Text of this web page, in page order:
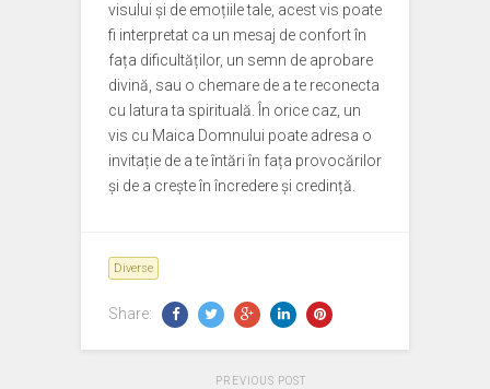
visului și de emoțiile tale, acest vis poate
fi interpretat ca un mesaj de confort în
fața dificultăților, un semn de aprobare
divină, sau o chemare de a te reconecta
cu latura ta spirituală. În orice caz, un
vis cu Maica Domnului poate adresa o
invitație de a te întări în fața provocărilor
și de a crește în încredere și credință.
Diverse
Share:
PREVIOUS POST